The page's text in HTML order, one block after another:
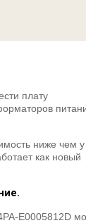
плату
ниже чем у
как новый
E0005812D